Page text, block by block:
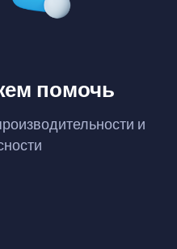
помочь
и